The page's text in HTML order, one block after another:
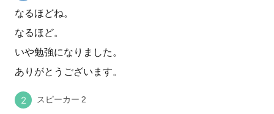
なるほどね。
なるほど。
いや勉強になりました。
ありがとうございます。
スピーカー 2